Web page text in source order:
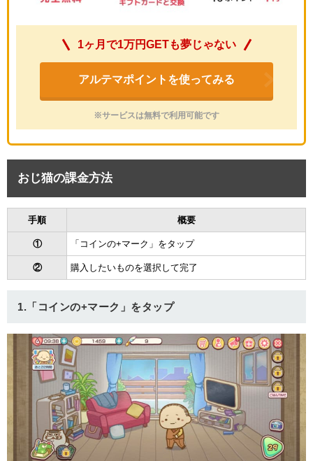
1ヶ月で1万円GETも夢じゃない
アルテマポイントを使ってみる
※サービスは無料で利用可能です
おじ猫の課金方法
手順 概要
① 「コインの+マーク」をタップ
② 購入したいものを選択して完了
1.「コインの+マーク」をタップ